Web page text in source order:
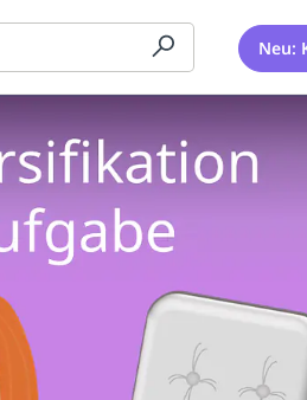
Neu: